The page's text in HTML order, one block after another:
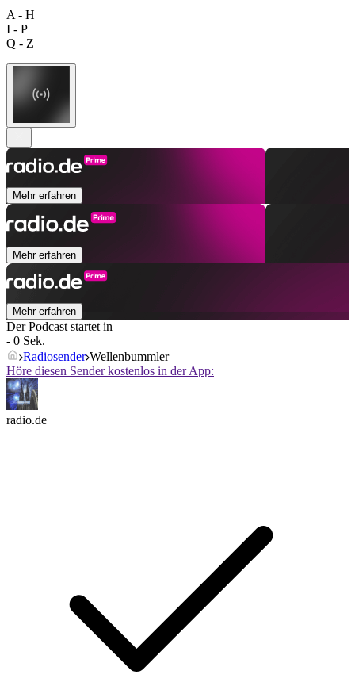
A - H
I - P
Q - Z
Mehr erfahren
Mehr erfahren
Mehr erfahren
Der Podcast startet in
- 0 Sek.
Radiosender Wellenbummler
Höre diesen Sender kostenlos in der App:
radio.de